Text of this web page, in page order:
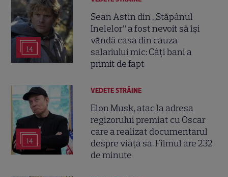
14
Sean Astin din „Stăpânul
Inelelor” a fost nevoit să își
vândă casa din cauza
salariului mic: Câți bani a
primit de fapt
14
VEDETE STRĂINE
Elon Musk, atac la adresa
regizorului premiat cu Oscar
care a realizat documentarul
despre viața sa. Filmul are 232
de minute